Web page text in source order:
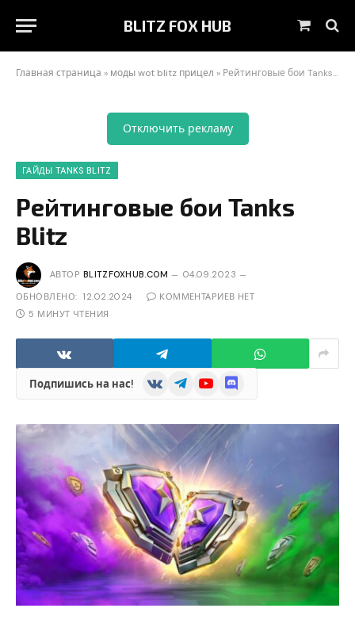
BLITZ FOX HUB Корзина
Главная страница » моды wot blitz прицел » Рейтинговые бои Tanks Blitz
Отключить рекламу
ГАЙДЫ TANKS BLITZ
Рейтинговые бои Tanks
Blitz
АВТОР BLITZFOXHUB.COM 04.09.2023
ОБНОВЛЕНО: 12.02.2024
КОММЕНТАРИЕВ НЕТ
5 МИНУТ ЧТЕНИЯ
Подпишись на нас! VKontakteTelegramYouTubeDiscord